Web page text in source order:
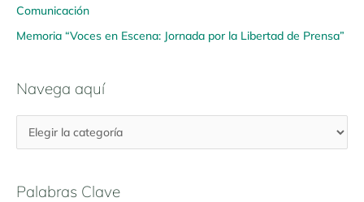
Comunicación
Memoria “Voces en Escena: Jornada por la Libertad de Prensa”
Navega aquí
Palabras Clave